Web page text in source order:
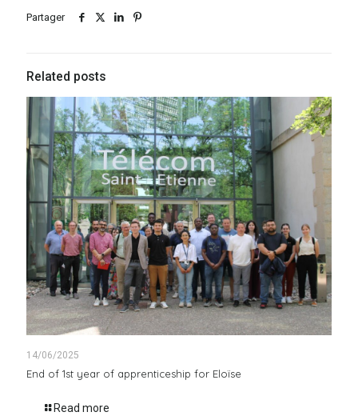
Partager
Related posts
14/06/2025
End of 1st year of apprenticeship for Eloïse
Read more